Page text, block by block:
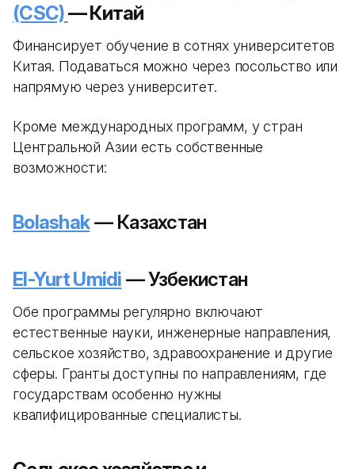
(CSC)— Китай
Финансирует обучение в сотнях университетов
Китая. Подаваться можно через посольство или
напрямую через университет.
Кроме международных программ, у стран
Центральной Азии есть собственные
возможности:
Bolashak— Казахстан
El-Yurt Umidi — Узбекистан
Обе программы регулярно включают
естественные науки, инженерные направления,
сельское хозяйство, здравоохранение и другие
сферы. Гранты доступны по направлениям, где
государствам особенно нужны
квалифицированные специалисты.